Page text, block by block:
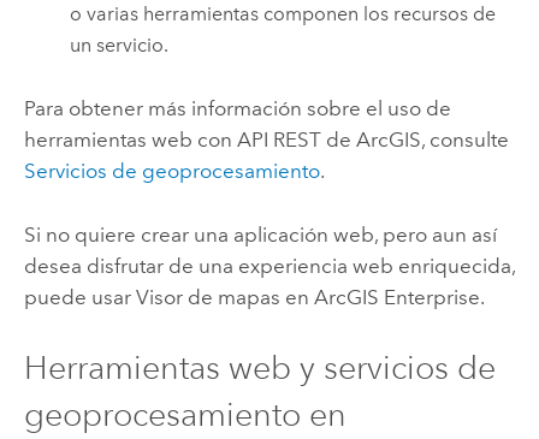
o varias herramientas componen los recursos de
un servicio.
Para obtener más información sobre el uso de
herramientas web con API REST de ArcGIS, consulte
Servicios de geoprocesamiento.
Si no quiere crear una aplicación web, pero aun así
desea disfrutar de una experiencia web enriquecida,
puede usar Visor de mapas en ArcGIS Enterprise.
Herramientas web y servicios de
geoprocesamiento en